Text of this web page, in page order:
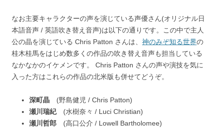
なお主要キャラクターの声を演じている声優さん(オリジナル日
本語音声 / 英語吹き替え音声)は以下の通りです。この中で主人
公の晶を演じている Chris Patton さんは、 神のみぞ知る世界の
桂木桂馬をはじめ数多くの作品の吹き替え音声も担当している
なかなかのイケメンです。 Chris Patton さんの声や演技を気に
入った方はこれらの作品の北米版も併せてどうぞ。
深町晶 (野島健児 / Chris Patton)
瀬川瑞紀(水樹奈々 / Luci Christian)
瀬川哲郎 (高口公介 / Lowell Bartholomee)